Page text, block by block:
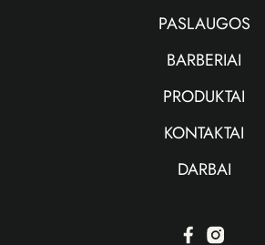
PASLAUGOS
BARBERIAI
PRODUKTAI
KONTAKTAI
DARBAI